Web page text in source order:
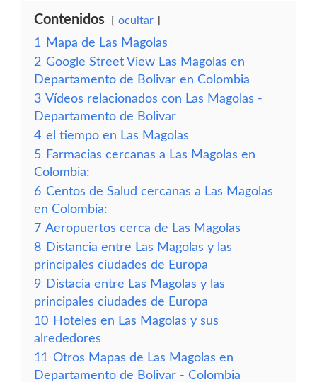
Contenidos ocultar
1
Mapa de Las Magolas
2 Google Street View Las Magolas en
Departamento de Bolivar en Colombia
3 Vídeos relacionados con Las Magolas -
Departamento de Bolivar
4 el tiempo en Las Magolas
5 Farmacias cercanas a Las Magolas en
Colombia:
6 Centos de Salud cercanas a Las Magolas
en Colombia:
7 Aeropuertos cerca de Las Magolas
8 Distancia entre Las Magolas y las
principales ciudades de Europa
9 Distacia entre Las Magolas y las
principales ciudades de Europa
10 Hoteles en Las Magolas y sus
alrededores
11 Otros Mapas de Las Magolas en
Departamento de Bolivar - Colombia